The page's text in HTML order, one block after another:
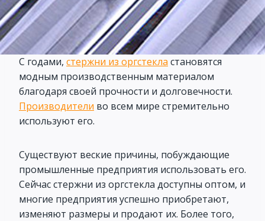
С годами, стержни из оргстекла становятся
модным производственным материалом
благодаря своей прочности и долговечности.
Производители во всем мире стремительно
используют его.
Существуют веские причины, побуждающие
промышленные предприятия использовать его.
Сейчас стержни из оргстекла доступны оптом, и
многие предприятия успешно приобретают,
изменяют размеры и продают их. Более того,